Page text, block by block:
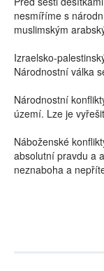
nesmíříme s
muslimským
Izraelsko-
Národnostní válka
Národnostní
území. Lze je
Náboženské
absolutní pravdu a
neznaboha a